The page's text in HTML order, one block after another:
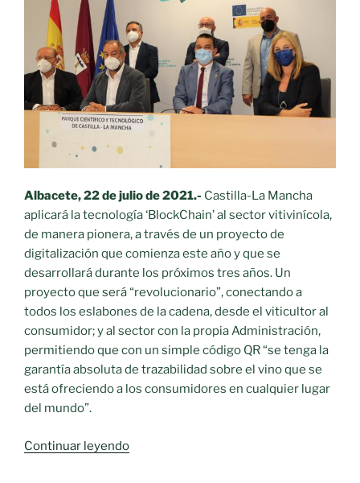
Albacete, 22 de julio de 2021.- Castilla-La Mancha
aplicará la tecnología ‘BlockChain’ al sector vitivinícola,
de manera pionera, a través de un proyecto de
digitalización que comienza este año y que se
desarrollará durante los próximos tres años. Un
proyecto que será “revolucionario”, conectando a
todos los eslabones de la cadena, desde el viticultor al
consumidor; y al sector con la propia Administración,
permitiendo que con un simple código QR “se tenga la
garantía absoluta de trazabilidad sobre el vino que se
está ofreciendo a los consumidores en cualquier lugar
del mundo”.
Continuar leyendo«Castilla-